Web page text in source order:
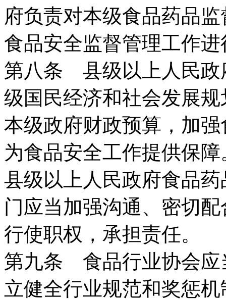
府负责对本级食品药品
食品安全监督管理工作
第八条 县级以上人民政
级国民经济和社会发展
本级政府财政预算，加
为食品安全工作提供保障
县级以上人民政府食品
门应当加强沟通、密切
行使职权，承担责任。
第九条 食品行业协会应
立健全行业规范和奖惩